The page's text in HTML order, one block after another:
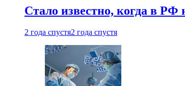
Стало известно, когда в РФ
2 года спустя2 года спустя